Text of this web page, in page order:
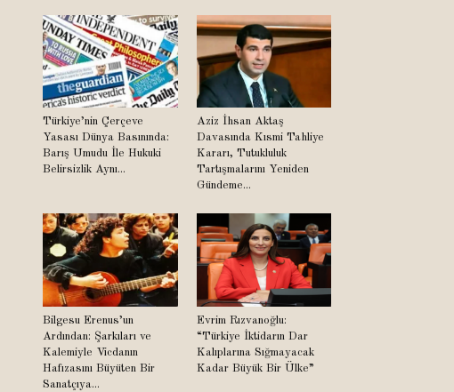
Türkiye’nin Çerçeve
Yasası Dünya Basınında:
Barış Umudu İle Hukuki
Belirsizlik Aynı...
Aziz İhsan Aktaş
Davasında Kısmi Tahliye
Kararı, Tutukluluk
Tartışmalarını Yeniden
Gündeme...
Bilgesu Erenus’un
Ardından: Şarkıları ve
Kalemiyle Vicdanın
Hafızasını Büyüten Bir
Sanatçıya...
Evrim Rızvanoğlu:
“Türkiye İktidarın Dar
Kalıplarına Sığmayacak
Kadar Büyük Bir Ülke”